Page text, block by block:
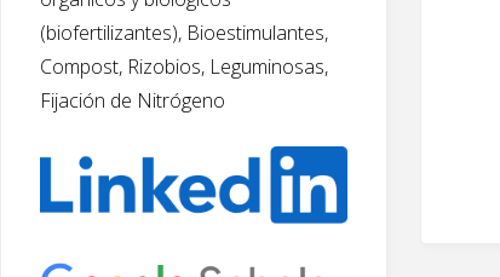
(biofertilizantes), Bioestimulantes,
Compost, Rizobios, Leguminosas,
Fijación de Nitrógeno